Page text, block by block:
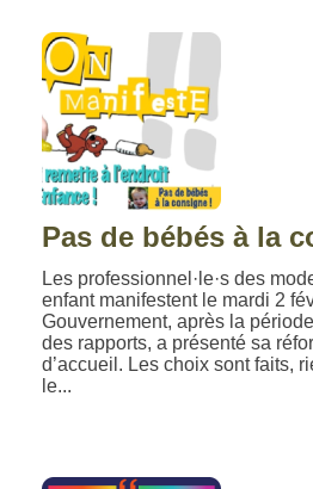
Pas de bébés à la
Les professionnel·le·s des
enfant manifestent le mardi 2
Gouvernement, après la
des rapports, a présenté sa
d’accueil. Les choix sont faits,
le...